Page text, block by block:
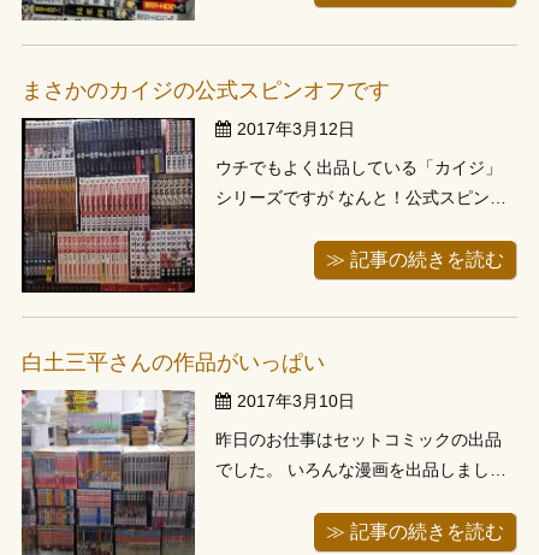
件が即日での出張買取となり、少しお
待たせてしてしまったお客様もいらっ
しゃり、３月引っ越しシーズンの出張
買取の...
まさかのカイジの公式スピンオフです
2017年3月12日
ウチでもよく出品している「カイジ」
シリーズですが なんと！公式スピンオ
昔話かなぁって思ったらまさかのトネ
ましたよ カイジのシリーズは一作がそ
んなに長くないので一気読み出来るの
がいいですよね ...
≫ 記事の続きを読む
白土三平さんの作品がいっぱい
2017年3月10日
昨日のお仕事はセットコミックの出品
でした。 いろんな漫画を出品しました
多かったです。 というよりも「カム
≫ 記事の続きを読む